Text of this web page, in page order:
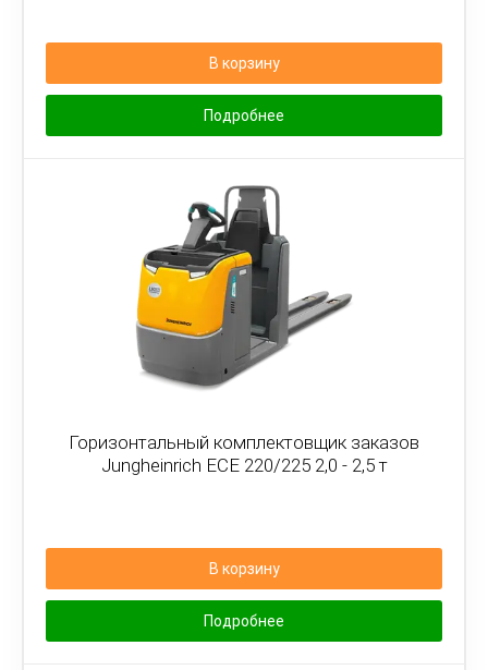
В корзину
Подробнее
Горизонтальный комплектовщик заказов
Jungheinrich ECE 220/225 2,0 - 2,5 т
В корзину
Подробнее